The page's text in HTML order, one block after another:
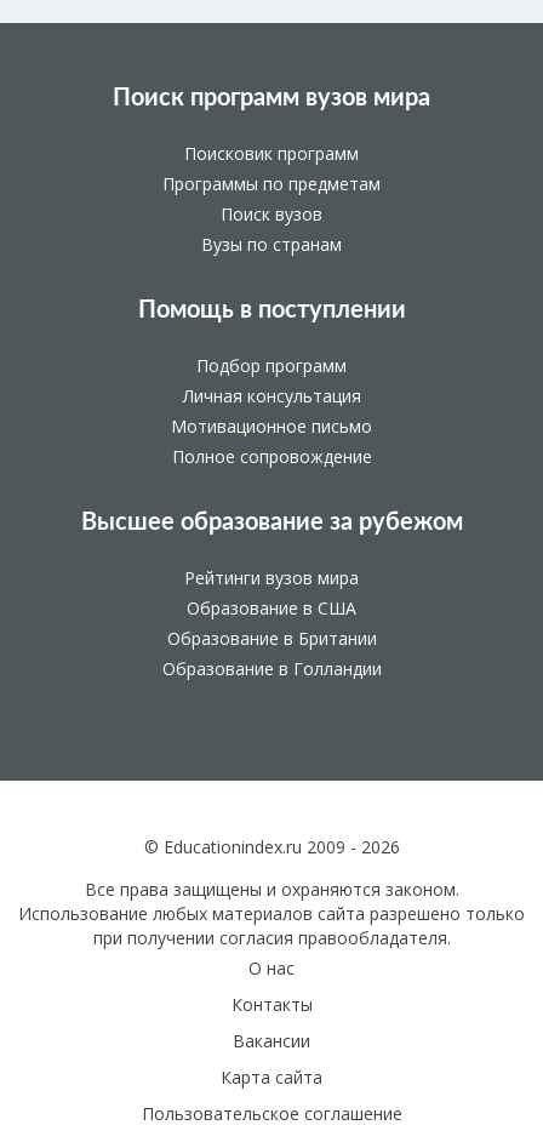
Поиск программ вузов мира
Поисковик программ
Программы по предметам
Поиск вузов
Вузы по странам
Помощь в поступлении
Подбор программ
Личная консультация
Мотивационное письмо
Полное сопровождение
Высшее образование за рубежом
Рейтинги вузов мира
Образование в США
Образование в Британии
Образование в Голландии
© Educationindex.ru 2009 - 2026
Все права защищены и охраняются законом.
Использование любых материалов сайта разрешено только
при получении согласия правообладателя.
О нас
Контакты
Вакансии
Карта сайта
Пользовательское соглашение